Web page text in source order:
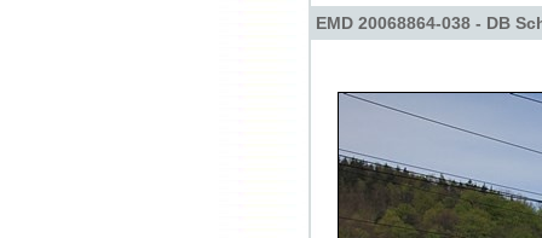
EMD 20068864-038 - DB